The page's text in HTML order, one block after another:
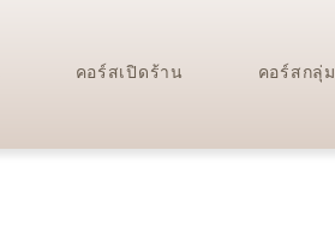
คอร์สเปิดร้าน คอร์สกลุ่ม